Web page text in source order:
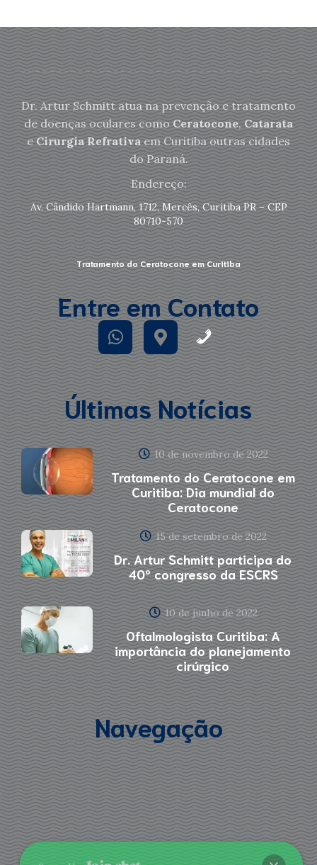
Dr. Artur Schmitt atua na prevenção e tratamento
de doenças oculares comoCeratocone,Catarata
eCirurgia Refrativaem Curitiba outras cidades
do Paraná.
Endereço:
Av. Cândido Hartmann, 1712, Mercês, Curitiba PR – CEP
80710-570
Tratamento do Ceratocone em Curitiba
Entre em Contato
Últimas Notícias
10 de novembro de 2022
Tratamento do Ceratocone em
Curitiba: Dia mundial do
Ceratocone
15 de setembro de 2022
Dr. Artur Schmitt participa do
40º congresso da ESCRS
10 de junho de 2022
Oftalmologista Curitiba: A
importância do planejamento
cirúrgico
Navegação